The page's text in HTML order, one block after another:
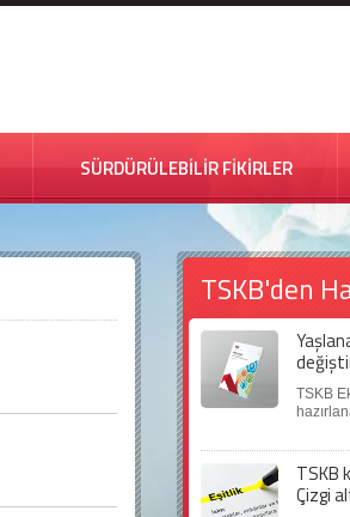
SÜRDÜRÜLEBİLİR FİKİRLER
TSKB'den
TSKB
TSKB
Çizgi